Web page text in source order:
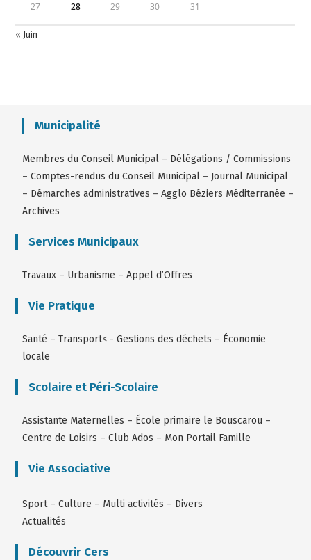
27 28 29 30 31
« Juin
Municipalité
Membres du Conseil Municipal – Délégations / Commissions
–Comptes-rendus du Conseil Municipal – Journal Municipal
– Démarches administratives –Agglo Béziers Méditerranée –
Archives
Services Municipaux
Travaux – Urbanisme –Appel d’Offres
Vie Pratique
Santé –Transport< -Gestions des déchets – Économie
locale
Scolaire et Péri-Scolaire
Assistante Maternelles – École primaire le Bouscarou –
Centre de Loisirs –Club Ados – Mon Portail Famille
Vie Associative
Sport –Culture – Multi activités – Divers
Actualités
Découvrir Cers